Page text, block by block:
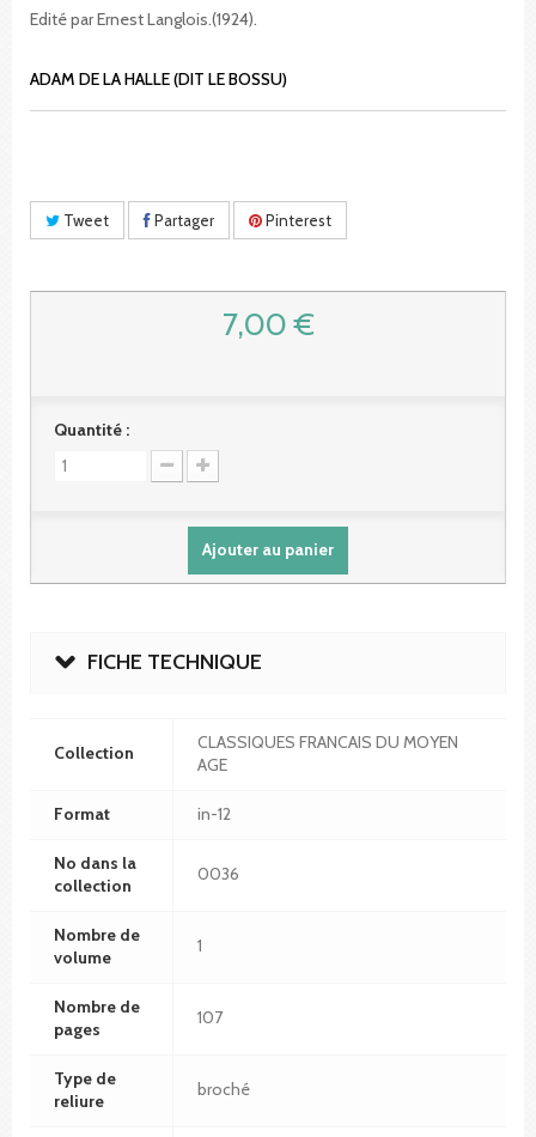
Edité par Ernest Langlois.(1924).
ADAM DE LA HALLE (DIT LE BOSSU)
Tweet Partager Pinterest
7,00 €
Quantité :
Ajouter au panier
FICHE TECHNIQUE
Collection
CLASSIQUES FRANCAIS DU MOYEN
AGE
Format in-12
No dans la
collection
0036
Nombre de
volume
1
Nombre de
pages
107
Type de
reliure
broché